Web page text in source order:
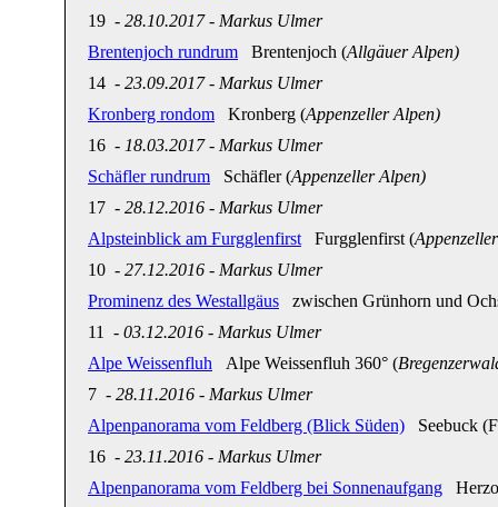
19 - 28.10.2017- Markus Ulmer
Brentenjoch rundrum Brentenjoch (Allgäuer Alpen)
14 - 23.09.2017- Markus Ulmer
Kronberg rondom Kronberg (Appenzeller Alpen)
16 - 18.03.2017- Markus Ulmer
Schäfler rundrum Schäfler (Appenzeller Alpen)
17 - 28.12.2016 - Markus Ulmer
Alpsteinblick am Furgglenfirst Furgglenfirst (
10 - 27.12.2016 - Markus Ulmer
Prominenz des Westallgäus zwischen Grünhorn und
11
- 03.12.2016 - Markus Ulmer
Alpe Weissenfluh Alpe Weissenfluh 360° (
7 - 28.11.2016 - Markus Ulmer
Alpenpanorama vom Feldberg (Blick Süden) Seebuck
16 - 23.11.2016 - Markus Ulmer
Alpenpanorama vom Feldberg bei Sonnenaufgang